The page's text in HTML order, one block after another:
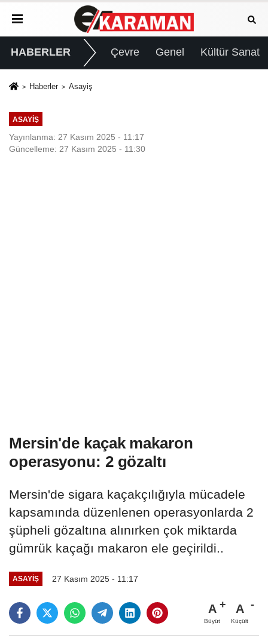
HABERLER Çevre Genel Kültür Sanat
Haberler Asayiş
ASAYIŞ
Yayınlanma: 27 Kasım 2025 - 11:17
Güncelleme: 27 Kasım 2025 - 11:30
Mersin'de kaçak makaron
operasyonu: 2 gözaltı
Mersin'de sigara kaçakçılığıyla mücadele
kapsamında düzenlenen operasyonlarda 2
şüpheli gözaltına alınırken çok miktarda
gümrük kaçağı makaron ele geçirildi..
ASAYIŞ 27 Kasım 2025 - 11:17
A
Büyüt
A
Küçült